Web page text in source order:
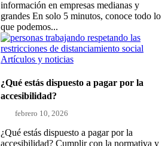
información en empresas medianas y
grandes En solo 5 minutos, conoce todo lo
que podemos...
Artículos y noticias
¿Qué estás dispuesto a pagar por la
accesibilidad?
febrero 10, 2026
¿Qué estás dispuesto a pagar por la
accesibilidad? Cumplir con la normativa y